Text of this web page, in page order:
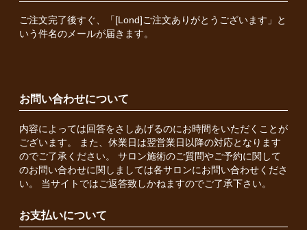
ご注文完了後すぐ、「[Lond]ご注文ありがとうございます」と
いう件名のメールが届きます。
お問い合わせについて
内容によっては回答をさしあげるのにお時間をいただくことが
ございます。 また、休業日は翌営業日以降の対応となります
のでご了承ください。 サロン施術のご質問やご予約に関して
のお問い合わせに関しましては各サロンにお問い合わせくださ
い。 当サイトではご返答致しかねますのでご了承下さい。
お支払いについて